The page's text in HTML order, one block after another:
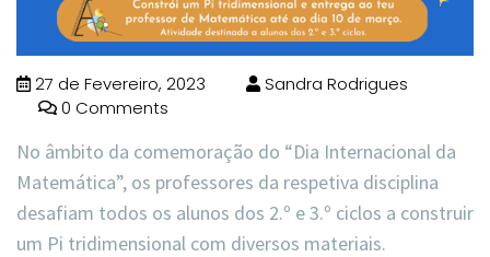
27 de Fevereiro, 2023
Sandra Rodrigues
0 Comments
No âmbito da comemoração do “Dia Internacional da
Matemática”, os professores da respetiva disciplina
desafiam todos os alunos dos 2.º e 3.º ciclos a construir
um Pi tridimensional com diversos materiais.